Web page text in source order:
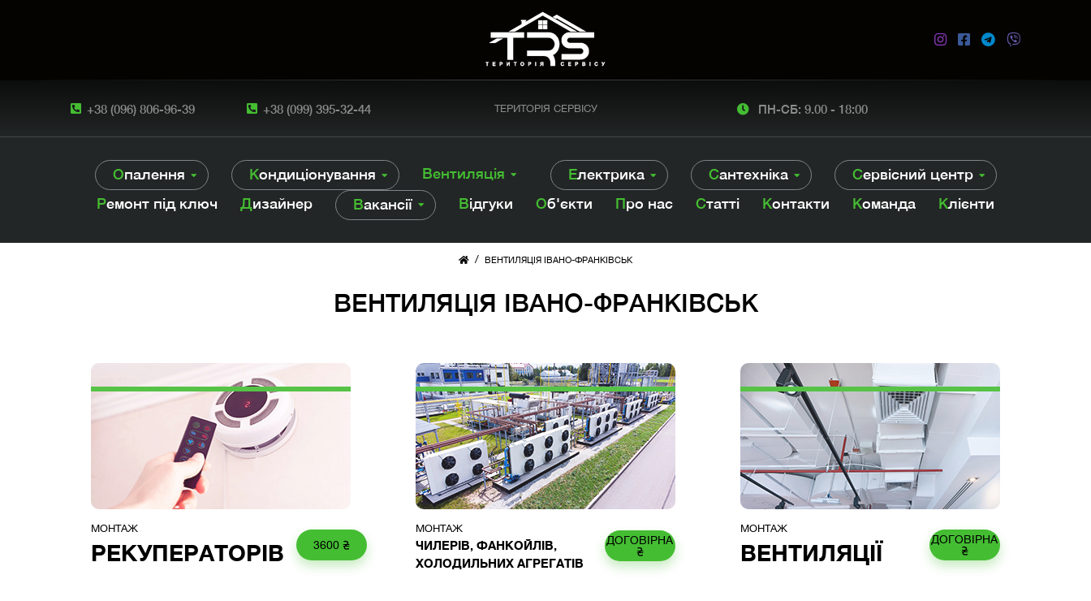
+38 (096) 806-96-39 +38 (099) 395-32-44 ТЕРИТОРІЯ СЕРВІСУ ПН-СБ: 9.00 - 18:00
Опалення Кондиціонування Вентиляція Електрика Сантехніка
Сервісний центр
Ремонт під ключ
Дизайнер Вакансії Відгуки Об'єкти Про нас Статті Контакти Команда Клієнти
/ ВЕНТИЛЯЦІЯ ІВАНО-ФРАНКІВСЬК
ВЕНТИЛЯЦІЯ ІВАНО-ФРАНКІВСЬК
МОНТАЖ
РЕКУПЕРАТОРІВ 3600 ₴
МОНТАЖ
ЧИЛЕРІВ, ФАНКОЙЛІВ,
ХОЛОДИЛЬНИХ АГРЕГАТІВ
ДОГОВІРНА
₴
МОНТАЖ
ВЕНТИЛЯЦІЇ
ДОГОВІРНА
₴